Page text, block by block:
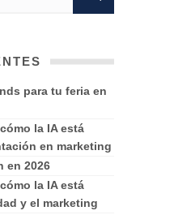
para tu feria en
la IA está
en marketing
en 2026
la IA está
y el marketing